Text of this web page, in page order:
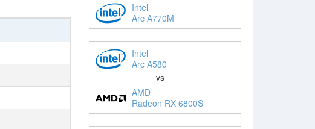
Intel
Arc A770M
Intel
Arc A580
vs
AMD
Radeon RX 6800S